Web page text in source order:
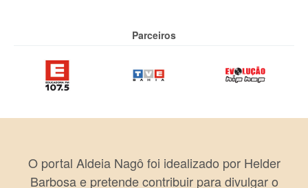
Parceiros
O portal Aldeia Nagô foi idealizado por Helder
Barbosa e pretende contribuir para divulgar o